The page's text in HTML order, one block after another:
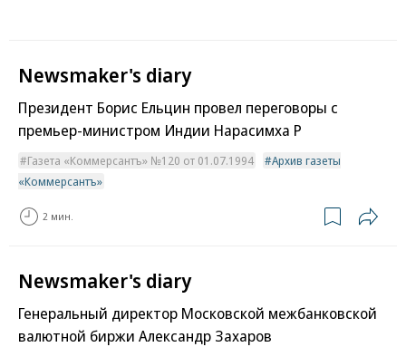
Newsmaker's diary
Президент Борис Ельцин провел переговоры с
премьер-министром Индии Нарасимха Р
Газета «Коммерсантъ» №120 от 01.07.1994
Архив газеты
«Коммерсантъ»
2 мин.
Newsmaker's diary
Генеральный директор Московской межбанковской
валютной биржи Александр Захаров